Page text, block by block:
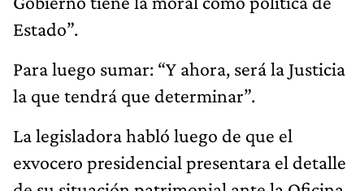
Estado”.
Para luego sumar: “Y ahora, será la Justicia
la que tendrá que determinar”.
La legisladora habló luego de que el
exvocero presidencial presentara el detalle